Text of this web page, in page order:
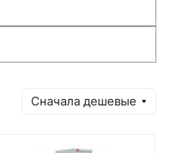
Сначала дешевые